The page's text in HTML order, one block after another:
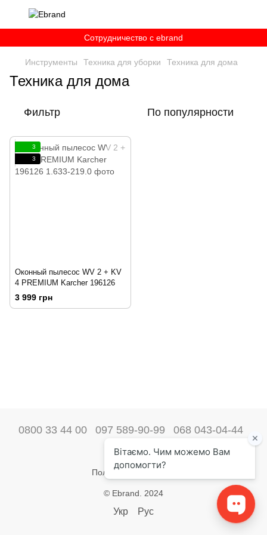
Сотрудничество c ebrand
Инструменты Техника для уборки Техника для дома
Техника для дома
Фильтр По популярности
3
3
Оконный пылесос WV 2 + KV
4 PREMIUM Karcher 196126
3 999 грн
0800 33 44 00 097 589-90-99 068 043-04-44
Наши контакты
Полная версия сайта
© Ebrand. 2024
Укр Рус